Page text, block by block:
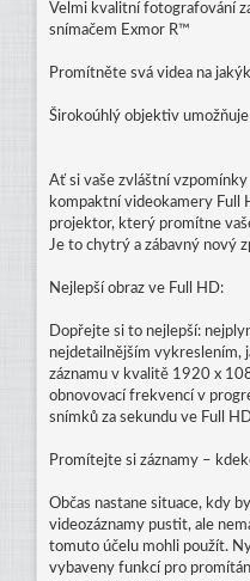
Velmi kvalitní fotografování
snímačem Exmor R™
Promítněte svá videa na
Širokoúhlý objektiv
Ať si vaše zvláštní
kompaktní videokamery Full
projektor, který promítne
Je to chytrý a zábavný nový
Nejlepší obraz ve Full HD:
Dopřejte si to nejlepší:
nejdetailnějším vykreslením,
záznamu v kvalitě 1920 x
obnovovací frekvencí v
snímků za sekundu ve Full
Promítejte si záznamy –
Občas nastane situace, kdy
videozáznamy pustit, ale
tomuto účelu mohli použít.
vybaveny funkcí pro